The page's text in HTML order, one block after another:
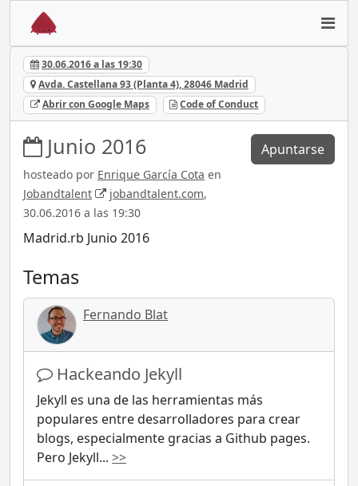
30.06.2016 a las 19:30
Avda. Castellana 93 (Planta 4), 28046 Madrid
Abrir con Google Maps
Code of Conduct
Junio 2016
hosteado por Enrique García Cota en
Jobandtalent
jobandtalent.com,
30.06.2016 a las 19:30
Apuntarse
Madrid.rb Junio 2016
Temas
Fernando Blat
Hackeando Jekyll
Jekyll es una de las herramientas más
populares entre desarrolladores para crear
blogs, especialmente gracias a Github pages.
Pero Jekyll... >>